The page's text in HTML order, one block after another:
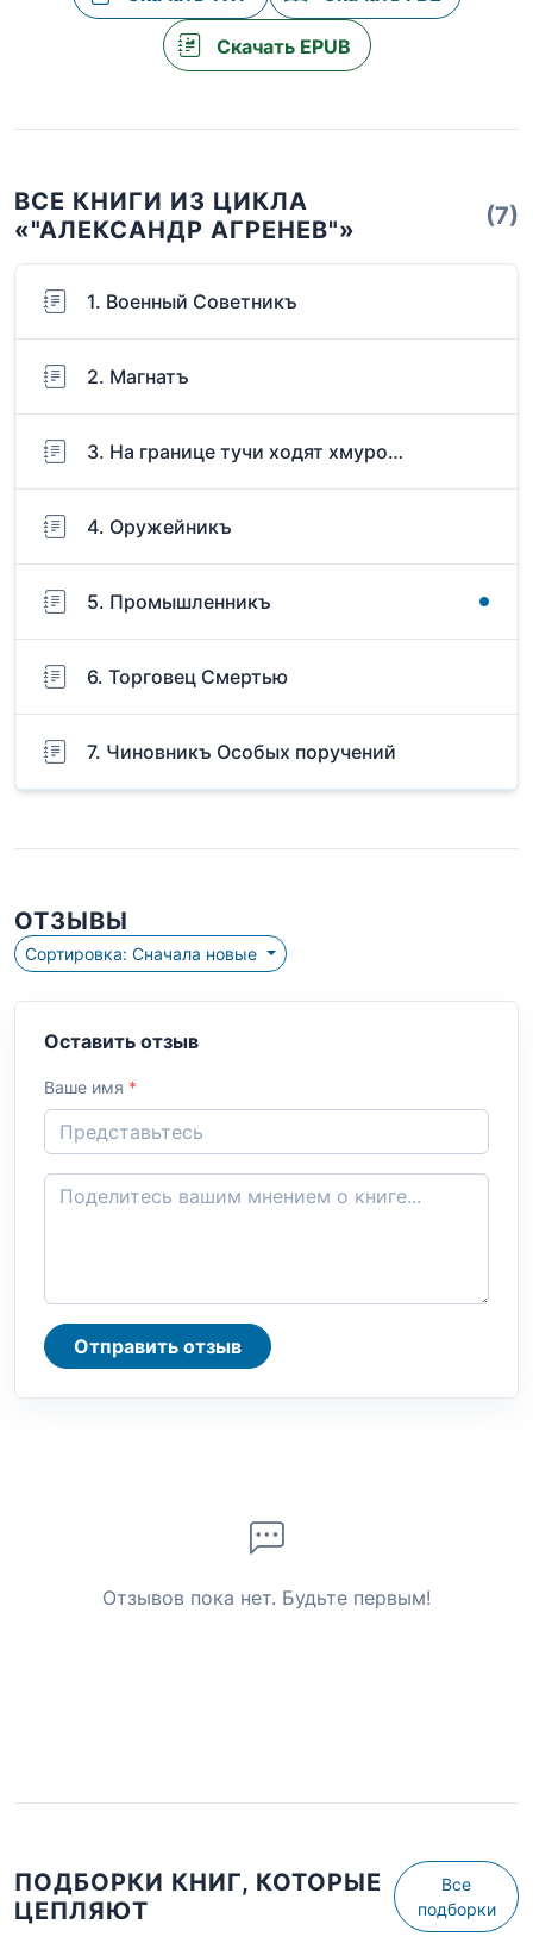
Скачать EPUB
ВСЕ КНИГИ ИЗ ЦИКЛА
«"АЛЕКСАНДР АГРЕНЕВ"»
(7)
1. Военный Советникъ
2. Магнатъ
3. На границе тучи ходят хмуро…
4. Оружейникъ
5. Промышленникъ
6. Торговец Смертью
7. Чиновникъ Особых поручений
ОТЗЫВЫ
Сортировка: Сначала новые
Оставить отзыв
Ваше имя *
Отправить отзыв
Отзывов пока нет. Будьте первым!
ПОДБОРКИ КНИГ, КОТОРЫЕ
ЦЕПЛЯЮТ
Все
подборки